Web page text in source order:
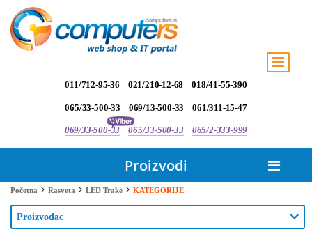
011/712-95-36 021/210-12-68 018/41-55-390
065/33-500-33 069/13-500-33 061/311-15-47
069/33-500-33 065/33-500-33 065/2-333-999
Proizvodi
Početna Rasveta LED Trake KATEGORIJE
Proizvođac